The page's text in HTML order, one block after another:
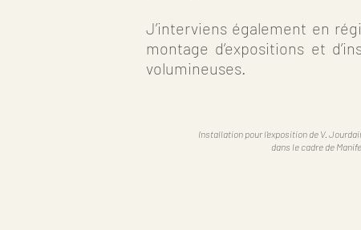
J’interviens également en
montage d’expositions et
volumineuses.
Installation pour l'exposition de V.
dans le cadre de